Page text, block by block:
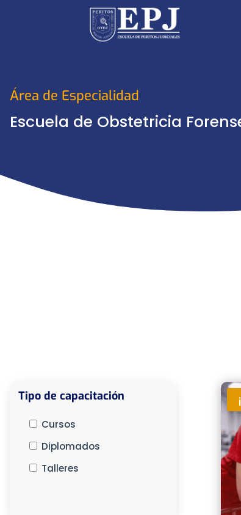
Área de Especialidad
Escuela de Obstetricia
Tipo de capacitación
Cursos
Diplomados
Talleres